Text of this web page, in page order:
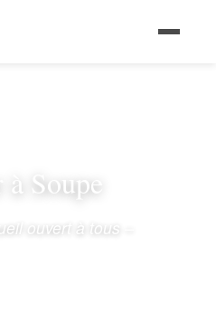
à Soupe
ouvert à tous –